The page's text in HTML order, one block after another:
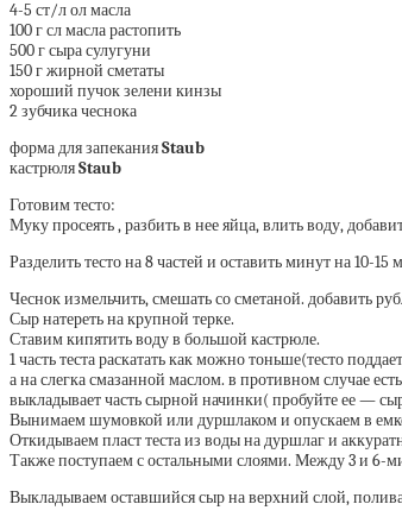
4-5 ст/л ол масла
100 г сл масла растопить
500 г сыра сулугуни
150 г жирной сметаты
хороший пучок зелени кинзы
2 зубчика чеснока
форма для запеканияStaub
кастрюляStaub
Готовим тесто:
Муку просеять , разбить в нее яйца, влить воду,
Разделить тесто на 8 частей и оставить минут на 10-
Чеснок измельчить, смешать со сметаной. добавить
Сыр натереть на крупной терке.
Ставим кипятить воду в большой кастрюле.
1 часть теста раскатать как можно тоньше(тесто
а на слегка смазанной маслом. в противном случае
выкладывает часть сырной начинки( пробуйте ее —
Вынимаем шумовкой или дуршлаком и опускаем в
Откидываем пласт теста из воды на дуршлаг и
Также поступаем с остальными слоями. Между 3 и 6-
Выкладываем оставшийся сыр на верхний слой,